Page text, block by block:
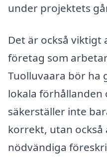
under projektets
Det är också
företag som
Tuolluvaara bör ha
lokala förhållanden
säkerställer inte
korrekt, utan
nödvändiga